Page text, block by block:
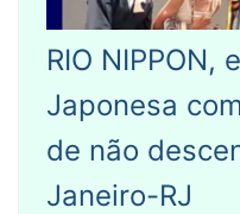
RIO NIPPON,
Japonesa
de não
Janeiro-RJ